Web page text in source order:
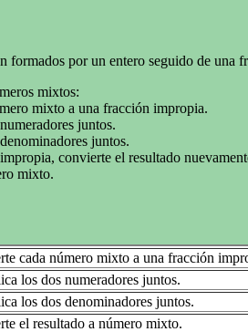
formados por un entero seguido de una
mixtos:
mixto a una fracción impropia.
juntos.
juntos.
convierte el resultado
mixto.
cada número mixto a una fracción
los dos numeradores juntos.
los dos denominadores juntos.
el resultado a número mixto.